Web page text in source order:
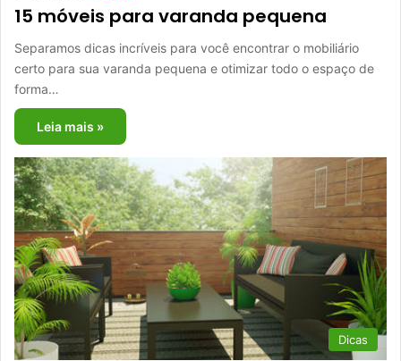
15 móveis para varanda pequena
Separamos dicas incríveis para você encontrar o mobiliário
certo para sua varanda pequena e otimizar todo o espaço de
forma…
Leia mais »
Dicas